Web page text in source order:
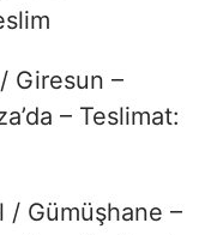
Giresun –
– Teslimat:
/ Gümüşhane –